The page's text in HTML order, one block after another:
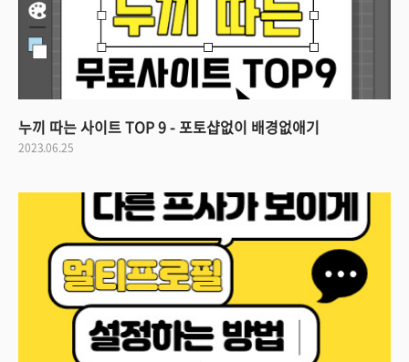
누끼 따는 사이트 TOP 9 - 포토샵없이 배경없애기
2023.06.25